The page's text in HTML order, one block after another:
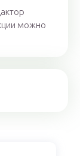
можно